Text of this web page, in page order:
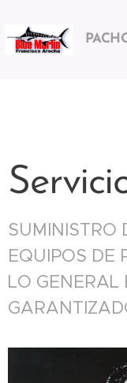
SUMINISTRO
EQUIPOS DE
LO GENERAL